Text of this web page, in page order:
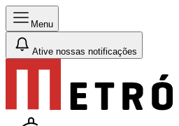
Menu
Ative nossas notificações